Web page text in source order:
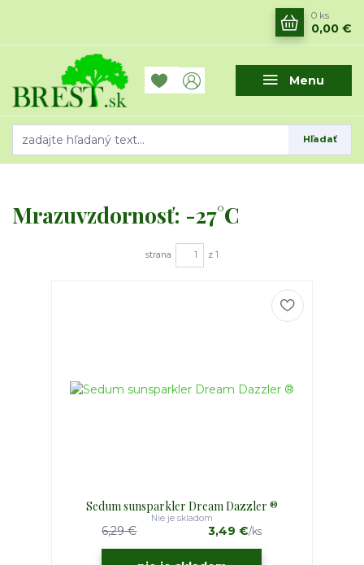
Menu
Hľadať
0 ks
0,00 €
Mrazuvzdornosť: -27°C
strana z 1
Sedum sunsparkler Dream Dazzler ®
6,29 € 3,49 €/ks
Nie je skladom